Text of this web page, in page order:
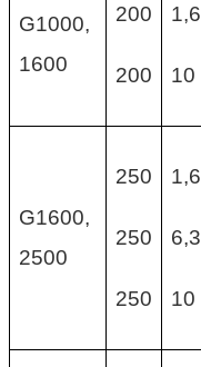
G1000,
1600
200
200
1,6
10
G1600,
2500
250
250
250
1,6
6,3
10